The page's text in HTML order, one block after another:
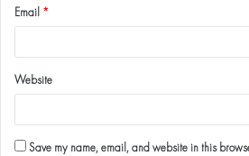
Email *
Website
Save my name, email, and website in this